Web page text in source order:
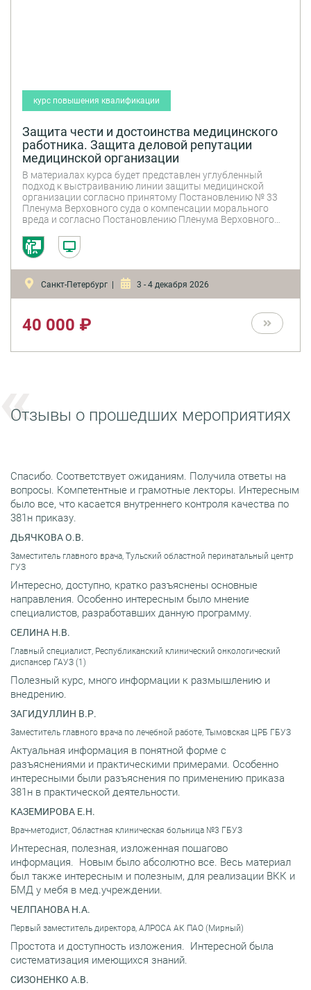
курс повышения квалификации
Защита чести и достоинства медицинского
работника. Защита деловой репутации
медицинской организации
В материалах курса будет представлен углубленный
подход к выстраиванию линии защиты медицинской
организации согласно принятому Постановлению № 33
Пленума Верховного суда о компенсации морального
вреда и согласно Постановлению Пленума Верховного
(юридического отдела); как правильно готовить
документы для суда; как вести себя врачу, если его
Санкт-Петербург | 3 - 4 декабря 2026
40 000 ₽
Отзывы о прошедших мероприятиях
Спасибо. Соответствует ожиданиям. Получила ответы на
вопросы. Компетентные и грамотные лекторы. Интересным
было все, что касается внутреннего контроля качества по
381н приказу.
ДЬЯЧКОВА О.В.
Заместитель главного врача, Тульский областной перинатальный центр
ГУЗ
Интересно, доступно, кратко разъяснены основные
направления. Особенно интересным было мнение
специалистов, разработавших данную программу.
СЕЛИНА Н.В.
Главный специалист, Республиканский клинический онкологический
диспансер ГАУЗ (1)
Полезный курс, много информации к размышлению и
внедрению.
ЗАГИДУЛЛИН В.Р.
Заместитель главного врача по лечебной работе, Тымовская ЦРБ ГБУЗ
Актуальная информация в понятной форме с
разъяснениями и практическими примерами. Особенно
интересными были разъяснения по применению приказа
381н в практической деятельности.
КАЗЕМИРОВА Е.Н.
Врач-методист, Областная клиническая больница №3 ГБУЗ
Интересная, полезная, изложенная пошагово
информация. Новым было абсолютно все. Весь материал
был также интересным и полезным, для реализации ВКК и
БМД у мебя в мед.учреждении.
ЧЕЛПАНОВА Н.А.
Первый заместитель директора, АЛРОСА АК ПАО (Мирный)
Простота и доступность изложения. Интересной была
систематизация имеющихся знаний.
СИЗОНЕНКО А.В.